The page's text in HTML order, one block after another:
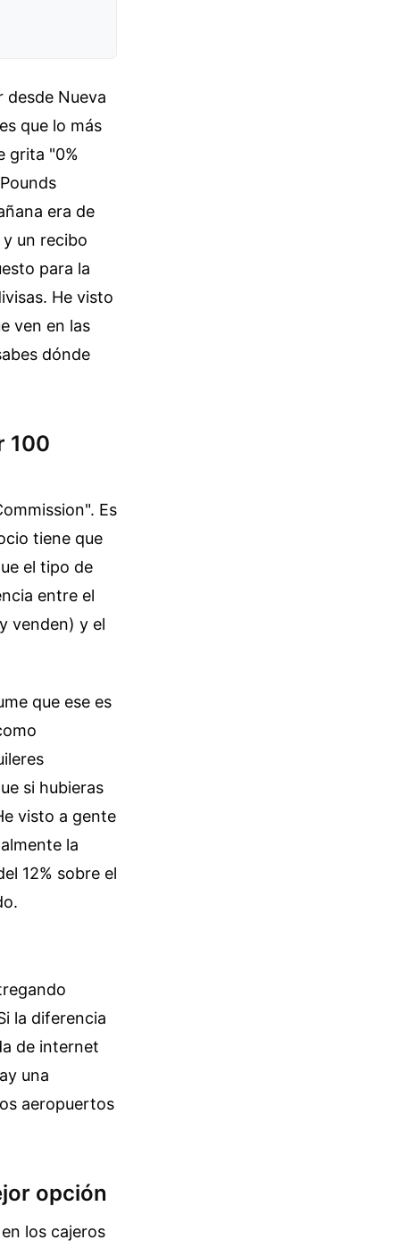
desde Nueva
que lo más
grita "0%
era de
un recibo
para la
He visto
ven en las
dónde
100
Es
tiene que
el tipo de
entre el
venden) y el
que ese es
si hubieras
visto a gente
la
12% sobre el
la diferencia
de internet
una
aeropuertos
opción
los cajeros